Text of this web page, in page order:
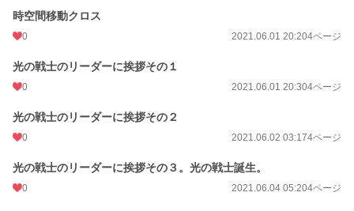
時空間移動クロス
0 2021.06.01 20:204ページ
光の戦士のリーダーに挨拶その１
0 2021.06.01 20:304ページ
光の戦士のリーダーに挨拶その２
0 2021.06.02 03:174ページ
光の戦士のリーダーに挨拶その３。光の戦士誕生。
0 2021.06.04 05:204ページ